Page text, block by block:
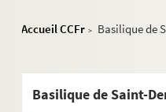
Accueil CCFr > Basilique de
Basilique de Saint-